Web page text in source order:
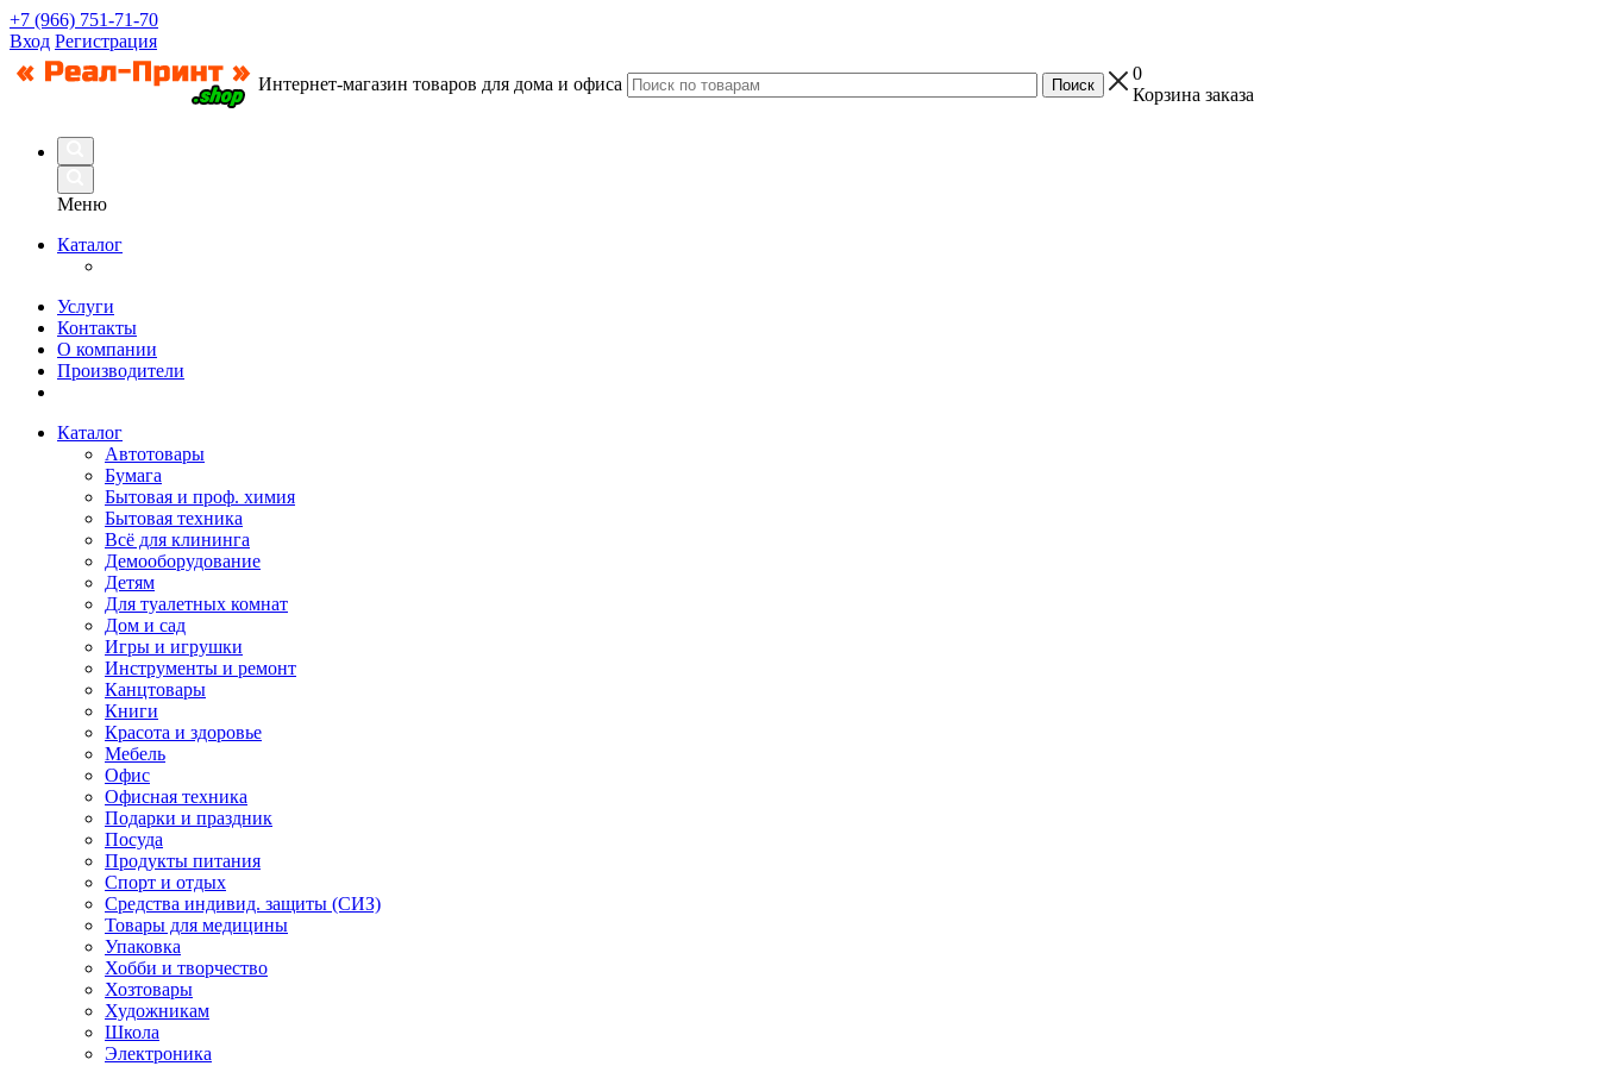
+7 (966) 751-71-70
Вход Регистрация
Интернет-магазин товаров для дома и офиса
0
Корзина заказа
Меню
Каталог
Услуги
Контакты
О компании
Производители
Каталог
Автотовары
Бумага
Бытовая и проф. химия
Бытовая техника
Всё для клининга
Демооборудование
Детям
Для туалетных комнат
Дом и сад
Игры и игрушки
Инструменты и ремонт
Канцтовары
Книги
Красота и здоровье
Мебель
Офис
Офисная техника
Подарки и праздник
Посуда
Продукты питания
Спорт и отдых
Средства индивид. защиты (СИЗ)
Товары для медицины
Упаковка
Хобби и творчество
Хозтовары
Художникам
Школа
Электроника